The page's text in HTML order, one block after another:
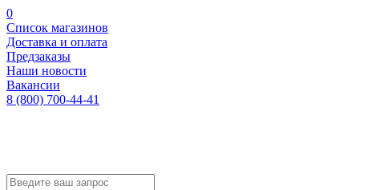
0
Список магазинов
Доставка и оплата
Предзаказы
Наши новости
Вакансии
8 (800) 700-44-41